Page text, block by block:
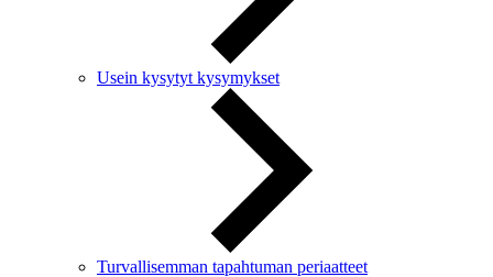
Usein kysytyt kysymykset
Turvallisemman tapahtuman periaatteet